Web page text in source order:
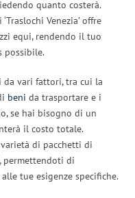
quanto costerà.
Venezia’ offre
equi, rendendo il tuo
possibile.
vari fattori, tra cui la
beni da trasportare e i
se hai bisogno di un
il costo totale.
varietà di pacchetti di
permettendoti di
tue esigenze specifiche.